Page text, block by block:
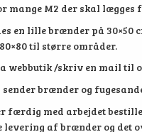
mange M2 der skal lægges
en lille brænder på 30×50
til større områder.
webbutik /skriv en mail til
sender brænder og
færdig med arbejdet
levering af brænder og det